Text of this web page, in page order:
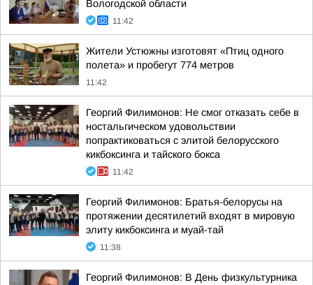
Вологодской области
11:42
Жители Устюжны изготовят «Птиц одного
полета» и пробегут 774 метров
11:42
Георгий Филимонов: Не смог отказать себе в
ностальгическом удовольствии
попрактиковаться с элитой белорусского
кикбоксинга и тайского бокса
11:42
Георгий Филимонов: Братья-белорусы на
протяжении десятилетий входят в мировую
элиту кикбоксинга и муай-тай
11:38
Георгий Филимонов: В День физкультурника